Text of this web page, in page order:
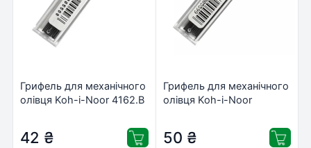
Грифель для механічного
олівця Koh-i-Noor 4162.B
42 ₴
Грифель для механічного
олівця Koh-i-Noor
50 ₴